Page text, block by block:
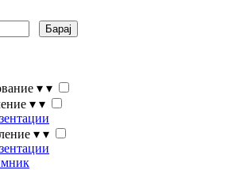
Барај
▾ ▾
▾ ▾
▾ ▾